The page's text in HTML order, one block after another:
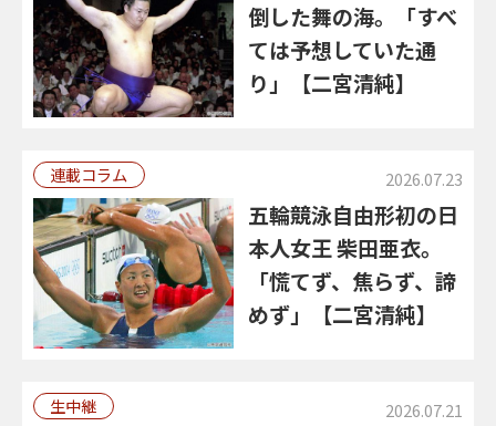
倒した舞の海。「すべ
ては予想していた通
り」【二宮清純】
連載コラム 2026.07.23
五輪競泳自由形初の日
本人女王 柴田亜衣。
「慌てず、焦らず、諦
めず」【二宮清純】
生中継 2026.07.21